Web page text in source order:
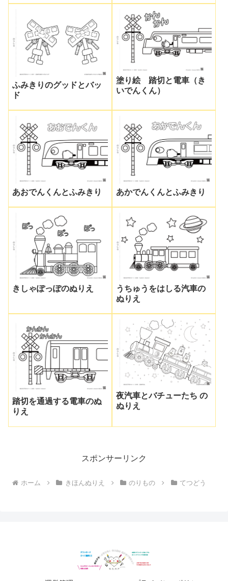
ふみきりのグッドとバッ
ド
塗り絵 踏切と電車（き
いでんくん）
あおでんくんとふみきり あかでんくんとふみきり
きしゃぽっぽのぬりえ
うちゅうをはしる汽車の
ぬりえ
踏切を通過する電車のぬ
りえ
夜汽車とバチューたち の
ぬりえ
スポンサーリンク